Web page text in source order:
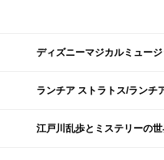
ディズニーマジカルミュー
ランチア ストラトス/ランチ
江戸川乱歩とミステリーの